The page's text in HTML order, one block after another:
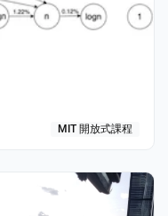
MIT 開放式課程